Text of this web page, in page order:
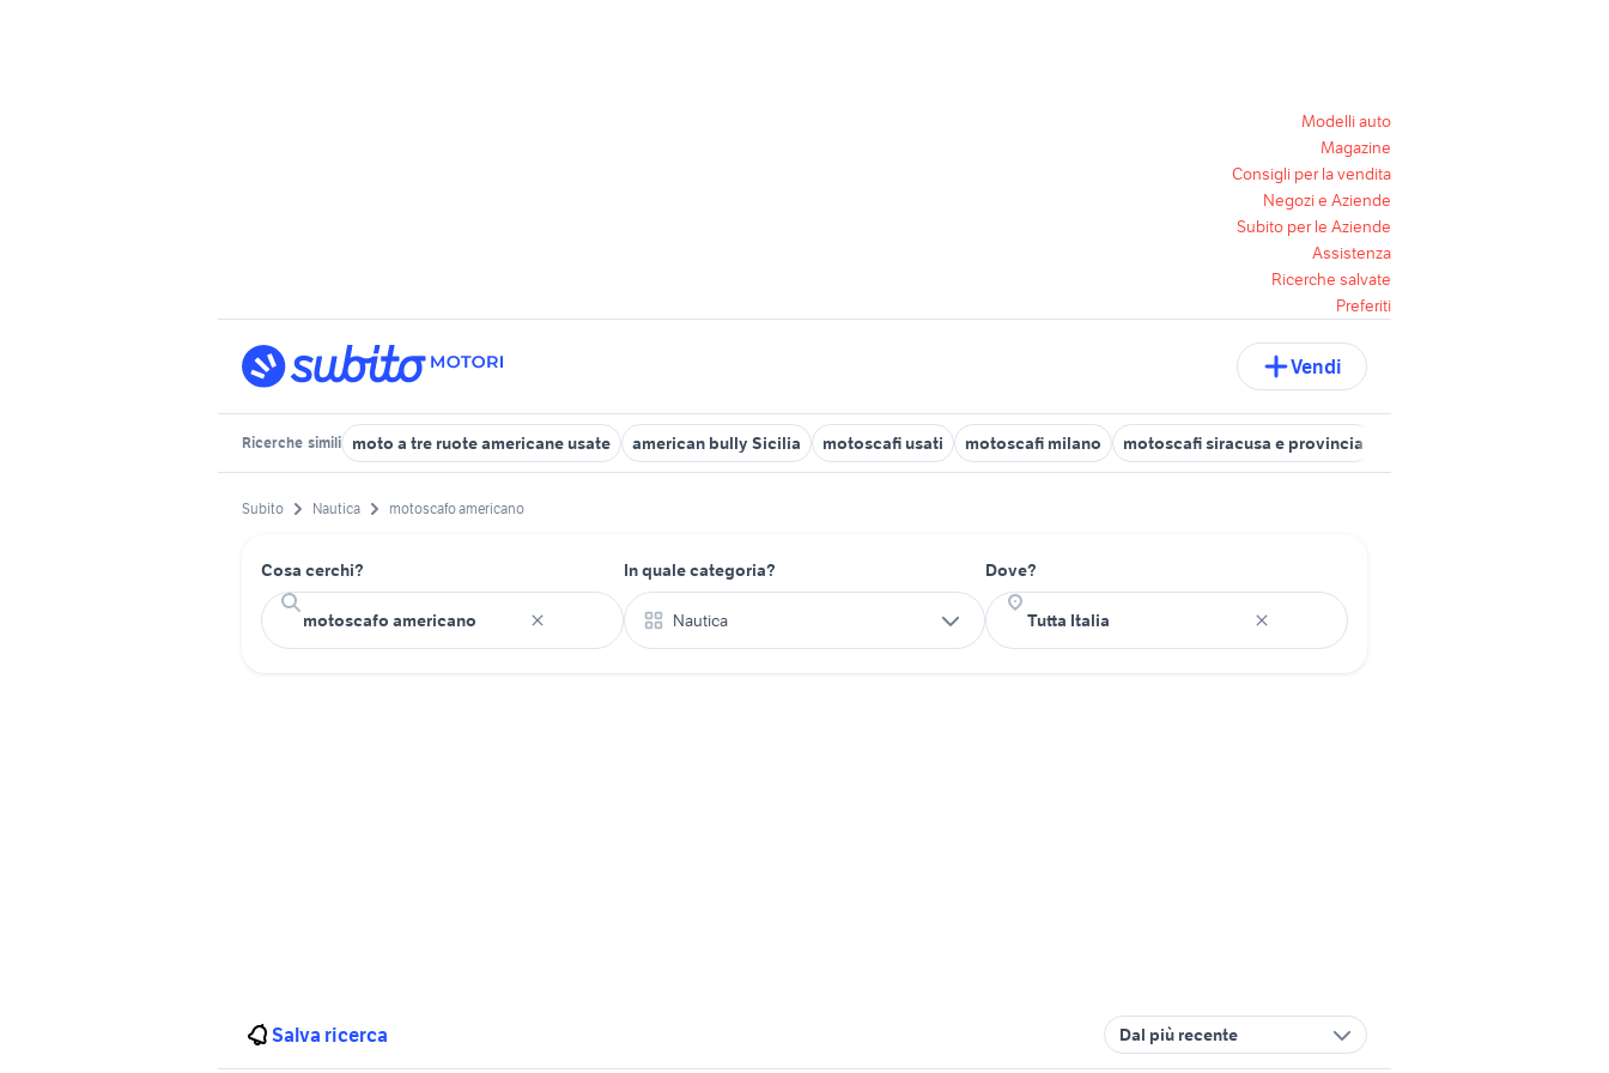
Modelli auto
Magazine
Consigli per la vendita
Negozi e Aziende
Subito per le Aziende
Assistenza
Ricerche salvate
Preferiti
Vendi
Ricerche simili moto a tre ruote americane usate american bully Sicilia motoscafi usati motoscafi milano motoscafi siracusa e provincia
Subito Nautica motoscafo americano
Cosa cerchi? In quale categoria?
Nautica
Dove?
Salva ricerca Dal più recente